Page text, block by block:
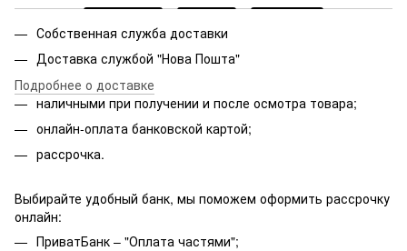
Собственная служба доставки
Доставка службой "Нова Пошта"
Подробнее о доставке
наличными при получении и после осмотра товара;
онлайн-оплата банковской картой;
рассрочка.
Выбирайте удобный банк, мы поможем оформить рассрочку
онлайн:
ПриватБанк – "Оплата частями";